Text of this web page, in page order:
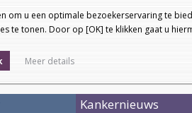
om u een optimale bezoekerservaring te
te tonen. Door op [OK] te klikken gaat u
Meer details
Kankernieuws